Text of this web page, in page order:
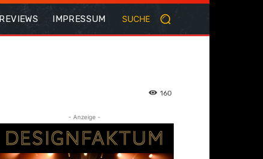
REVIEWS IMPRESSUM SUCHE
160
- Anzeige -